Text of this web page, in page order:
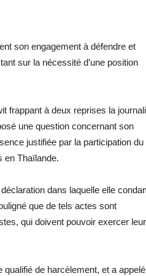
son engagement à défendre et
sur la nécessité d’une position
frappant à deux reprises la
une question concernant son
justifiée par la participation du
en Thaïlande.
dans laquelle elle
que de tels actes sont
qui doivent pouvoir exercer leur
de harcèlement, et a